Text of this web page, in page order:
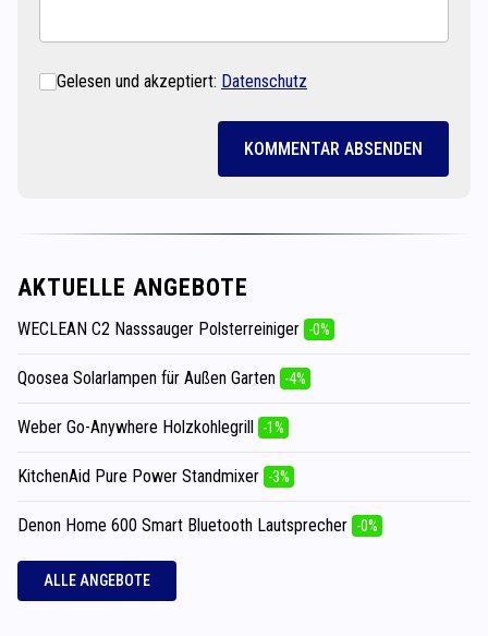
Gelesen und akzeptiert: Datenschutz
KOMMENTAR ABSENDEN
AKTUELLE ANGEBOTE
WECLEAN C2 Nasssauger Polsterreiniger -0%
Qoosea Solarlampen für Außen Garten -4%
Weber Go-Anywhere Holzkohlegrill -1%
KitchenAid Pure Power Standmixer -3%
Denon Home 600 Smart Bluetooth Lautsprecher -0%
ALLE ANGEBOTE